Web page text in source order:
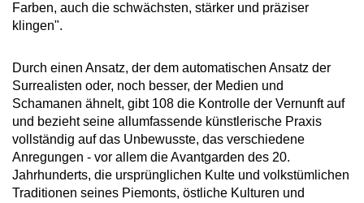
Farben, auch die schwächsten, stärker und präziser
klingen".
Durch einen Ansatz, der dem automatischen Ansatz der
Surrealisten oder, noch besser, der Medien und
Schamanen ähnelt, gibt 108 die Kontrolle der Vernunft auf
und bezieht seine allumfassende künstlerische Praxis
vollständig auf das Unbewusste, das verschiedene
Anregungen - vor allem die Avantgarden des 20.
Jahrhunderts, die ursprünglichen Kulte und volkstümlichen
Traditionen seines Piemonts, östliche Kulturen und